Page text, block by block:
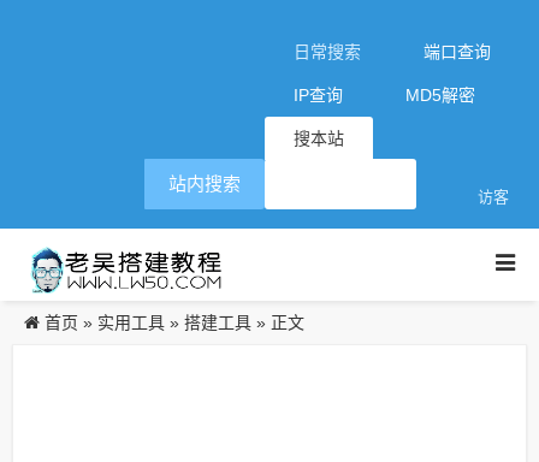
日常搜索 端口查询
IP查询 MD5解密
搜本站
访客
站内搜索
首页 » 实用工具 » 搭建工具 » 正文